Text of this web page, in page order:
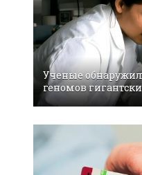
Ученые
геномов